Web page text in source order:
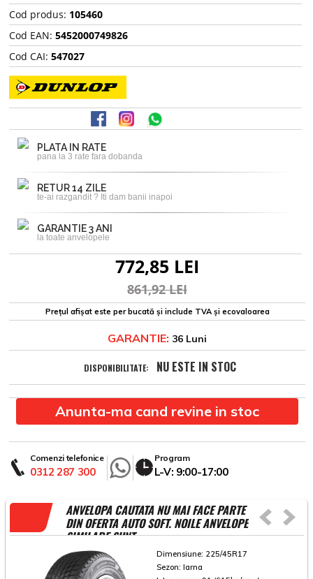
Cod produs: 105460
Cod EAN: 5452000749826
Cod CAI: 547027
PLATA IN RATE
pana la 3 rate fara dobanda
RETUR 14 ZILE
te-ai razgandit ? Iti dam banii inapoi
GARANTIE 3 ANI
la toate anvelopele
772,85 LEI
861,92 LEI
Prețul afișat este per bucată și include TVA și ecovaloarea
GARANTIE: 36 Luni
DISPONIBILITATE: NU ESTE IN STOC
Anunta-ma cand revine in stoc
Comenzi telefonice
0312 287 300
Program
L-V: 9:00-17:00
ANVELOPA CAUTATA NU MAI FACE PARTE
DIN OFERTA AUTO SOFT. NOILE ANVELOPE
SIMILARE SUNT
Dimensiune: 225/45R17
Sezon: Iarna